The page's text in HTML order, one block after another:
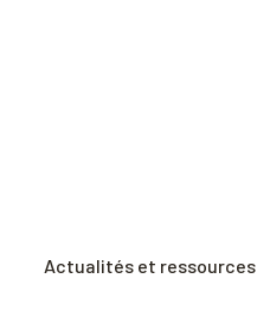
Actualités et ressources